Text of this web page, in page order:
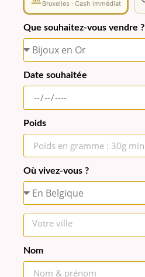
Bruxelles · Cash immédiat
Que souhaitez-vous vendre ?
Date souhaitée
Poids
Où vivez-vous ?
Nom